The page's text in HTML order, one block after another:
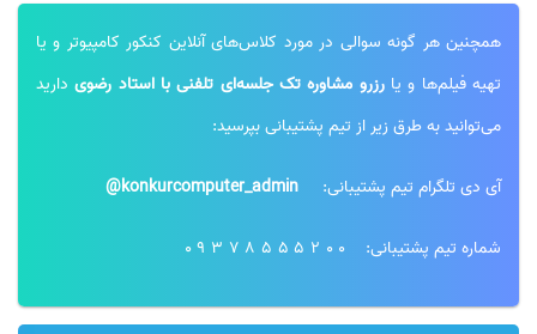
همچنین هر گونه سوالی در مورد کلاس‌های آنلاین کنکور کامپیوتر و یا
تهیه فیلم‌ها و یارزرو مشاوره تک جلسه‌ای تلفنی با استاد رضویدارید
می‌توانید به طرق زیر از تیم پشتیبانی بپرسید:
آی دی تلگرام تیم پشتیبانی: konkurcomputer_admin@
شماره تیم پشتیبانی: 09378555200